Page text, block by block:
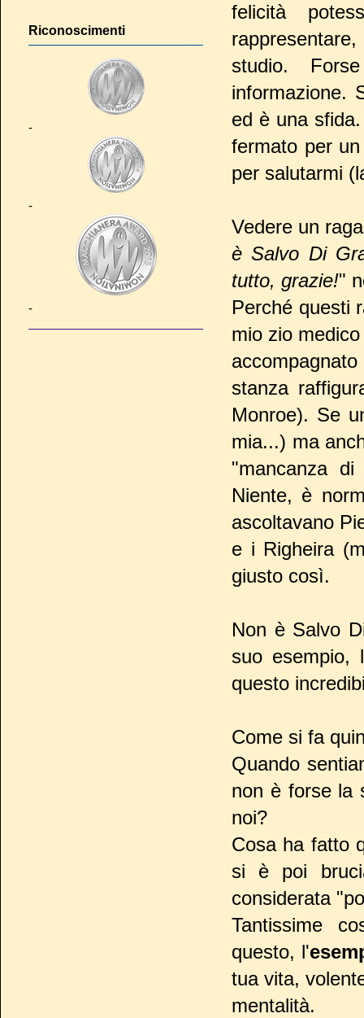
felicità
studio.
informazione.
ed è una
fermato per
per salutarmi
Vedere un
è Salvo Di
tutto, grazie!"
Perché questi
mio zio
stanza
Monroe). Se
mia...) ma
"mancanza
Niente, è
ascoltavano
e i Righeira
giusto così.
Non è Salvo
suo esempio,
questo
Come si fa
Quando
non è forse la
noi?
Cosa ha fatto
si è poi
considerata
Tantissime
questo, l'
tua vita,
mentalità.
Riconoscimenti
-
-
-